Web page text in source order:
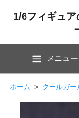
1/6フィギュ
メニュー
ホーム > クールガー